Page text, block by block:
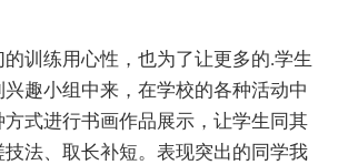
训练用心性，也为了让更多的.学生
趣小组中来，在学校的各种活动中
式进行书画作品展示，让学生同其
法、取长补短。表现突出的同学我